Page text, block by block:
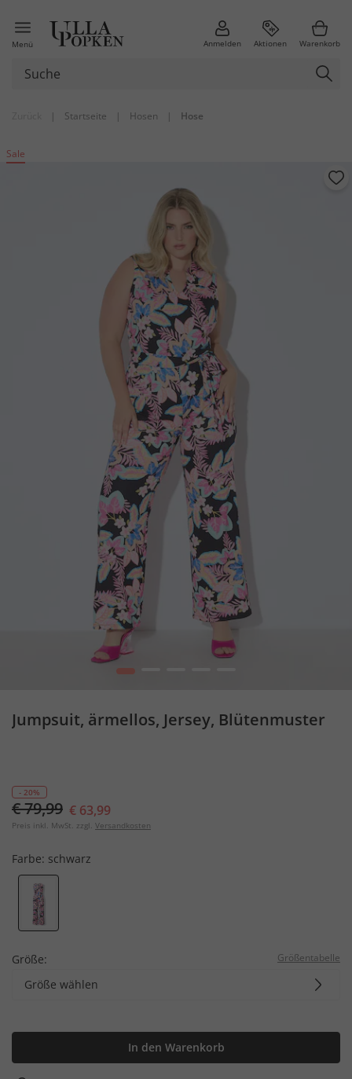
Menü Anmelden Aktionen Warenkorb
| Startseite | Hosen | Hose
Sale
1
Jumpsuit, ärmellos, Jersey, Blütenmuster
- 20%
€ 79,99 € 63,99
Preis inkl. MwSt. zzgl. Versandkosten
Farbe: schwarz
Größe: Größentabelle
Größe wählen
In den Warenkorb